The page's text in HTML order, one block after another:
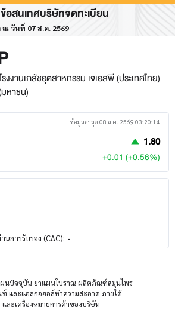
อสนเทศบริษัทจดทะเบียน
ณ วันที่ 07 ส.ค. 2569
งงานเภสัชอุตสาหกรรม เจเอสพี (ประเทศไทย)
หาชน)
ข้อมูลล่าสุด 08 ส.ค. 2569 03:20:14
1.80
+0.01 (+0.56%)
การรับรอง (CAC): -
นปัจจุบัน ยาแผนโบราณ ผลิตภัณฑ์สมุนไพร
และแอลกอฮอล์ทำความสะอาด ภายใต้
ละเครื่องหมายการค้าของบริษัท